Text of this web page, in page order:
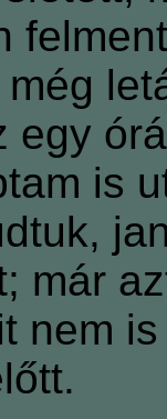
egy
is
már
nem